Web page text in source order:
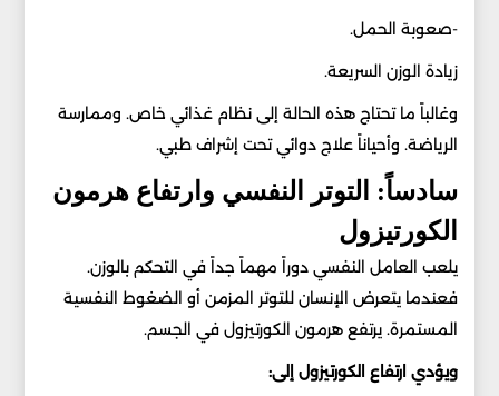
-صعوبة الحمل.
زيادة الوزن السريعة.
وغالباً ما تحتاج هذه الحالة إلى نظام غذائي خاص. وممارسة
الرياضة. وأحياناً علاج دوائي تحت إشراف طبي.
سادساً: التوتر النفسي وارتفاع هرمون
الكورتيزول
يلعب العامل النفسي دوراً مهماً جداً في التحكم بالوزن.
فعندما يتعرض الإنسان للتوتر المزمن أو الضغوط النفسية
المستمرة. يرتفع هرمون الكورتيزول في الجسم.
ويؤدي ارتفاع الكورتيزول إلى: